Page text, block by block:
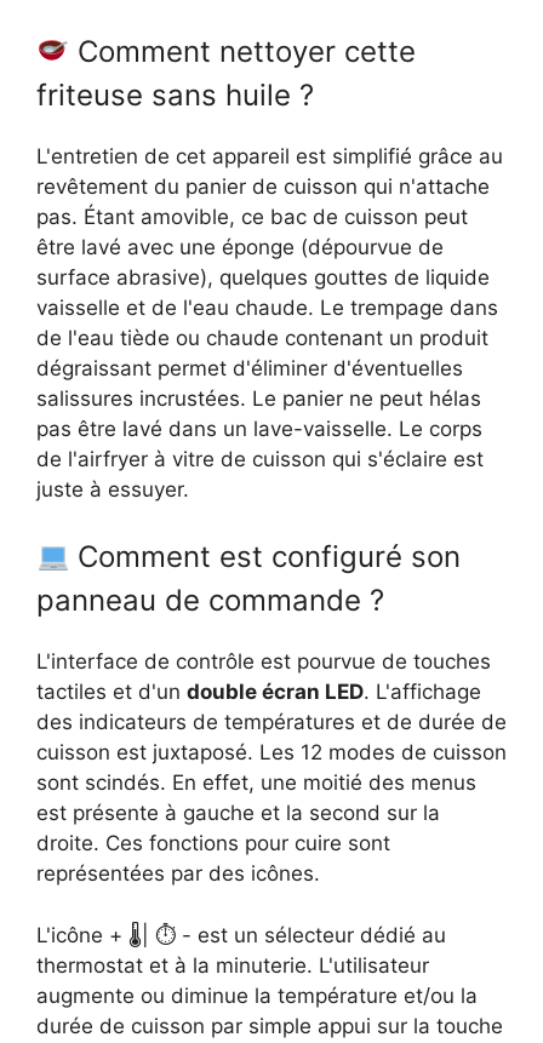
Comment nettoyer cette
friteuse sans huile ?
L'entretien de cet appareil est simplifié grâce au
revêtement du panier de cuisson qui n'attache
pas. Étant amovible, ce bac de cuisson peut
être lavé avec une éponge (dépourvue de
surface abrasive), quelques gouttes de liquide
vaisselle et de l'eau chaude. Le trempage dans
de l'eau tiède ou chaude contenant un produit
dégraissant permet d'éliminer d'éventuelles
salissures incrustées. Le panier ne peut hélas
pas être lavé dans un lave-vaisselle. Le corps
de l'airfryer à vitre de cuisson qui s'éclaire est
juste à essuyer.
Comment est configuré son
panneau de commande ?
L'interface de contrôle est pourvue de touches
tactiles et d'un double écran LED. L'affichage
des indicateurs de températures et de durée de
cuisson est juxtaposé. Les 12 modes de cuisson
sont scindés. En effet, une moitié des menus
est présente à gauche et la second sur la
droite. Ces fonctions pour cuire sont
représentées par des icônes.
L'icône + 🌡| ⏱ - est un sélecteur dédié au
thermostat et à la minuterie. L'utilisateur
augmente ou diminue la température et/ou la
durée de cuisson par simple appui sur la touche